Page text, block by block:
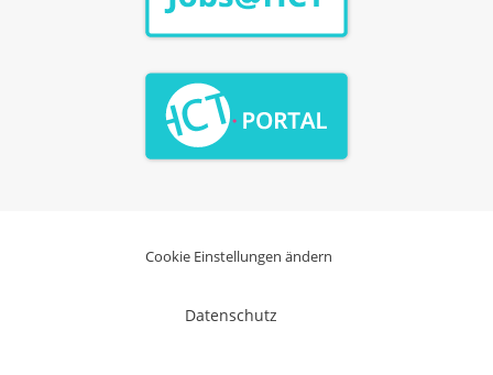
Cookie Einstellungen ändern
Datenschutz